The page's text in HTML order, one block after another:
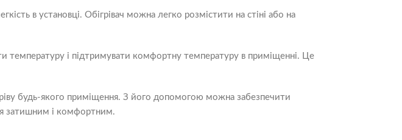
в установці. Обігрівач можна легко розмістити на стіні або на
і підтримувати комфортну температуру в приміщенні. Це
будь-якого приміщення. З його допомогою можна забезпечити
затишним і комфортним.